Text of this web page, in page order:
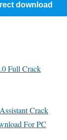
download
Full Crack
Crack
For PC